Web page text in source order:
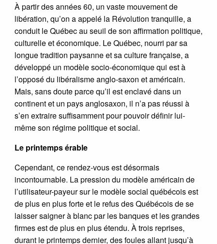
À partir des années 60, un vaste mouvement de
libération, qu’on a appelé la Révolution tranquille, a
conduit le Québec au seuil de son affirmation politique,
culturelle et économique. Le Québec, nourri par sa
longue tradition paysanne et sa culture française, a
développé un modèle socio-économique qui est à
l’opposé du libéralisme anglo-saxon et américain.
Mais, sans doute parce qu’il est enclavé dans un
continent et un pays anglosaxon, il n’a pas réussi à
s’en extraire suffisamment pour pouvoir définir lui-
même son régime politique et social.
Le printemps érable
Cependant, ce rendez-vous est désormais
incontournable. La pression du modèle américain de
l’utilisateur-payeur sur le modèle social québécois est
de plus en plus forte et le refus des Québécois de se
laisser saigner à blanc par les banques et les grandes
firmes est de plus en plus étendu. À trois reprises,
durant le printemps dernier, des foules allant jusqu’à